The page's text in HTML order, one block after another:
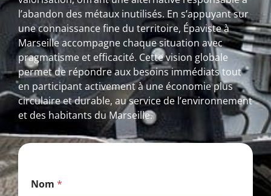
l’abandon des métaux inutilisés. En s’appuyant sur
une connaissance fine du territoire, Épaviste à
Marseille accompagne chaque situation avec
pragmatisme et efficacité. Cette vision globale
permet de répondre aux besoins immédiats tout
en participant activement à une économie plus
circulaire et durable, au service de l’environnement
et des habitants du Marseille.
Nom *
P
o